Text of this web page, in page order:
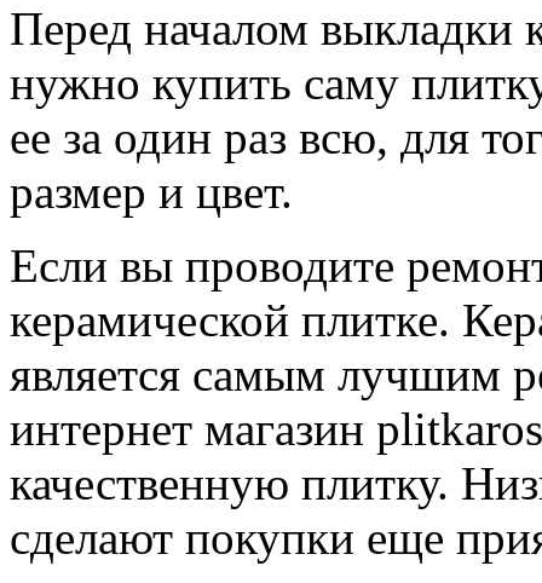
Перед началом выкладки
нужно купить саму
ее за один раз всю, для
размер и цвет.
Если вы проводите
керамической плитке.
является самым лучшим
интернет магазин
качественную плитку.
сделают покупки еще